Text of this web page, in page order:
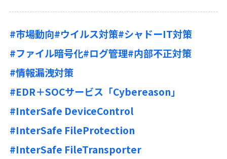
#市場動向#ウイルス対策#シャドーIT対策
#ファイル暗号化#ログ管理#内部不正対策
#情報漏洩対策
#EDR＋SOCサービス「Cybereason」
#InterSafe DeviceControl
#InterSafe FileProtection
#InterSafe FileTransporter